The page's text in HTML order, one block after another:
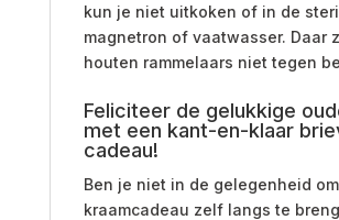
kun je niet uitkoken of in de
magnetron of vaatwasser. Daar
houten rammelaars niet tegen
Feliciteer de gelukkige
met een kant-en-klaar
cadeau!
Ben je niet in de gelegenheid
kraamcadeau zelf langs te